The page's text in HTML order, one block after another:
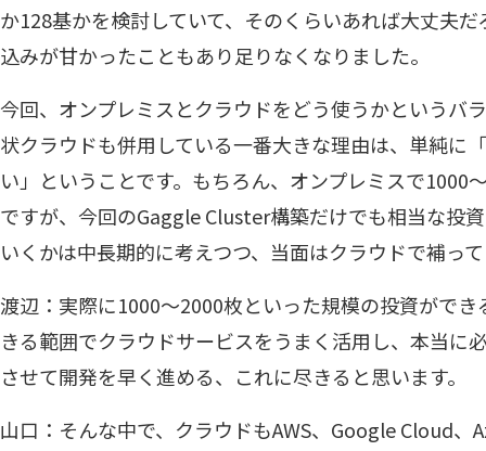
か128基かを検討していて、そのくらいあれば大丈夫
込みが甘かったこともあり足りなくなりました。
今回、オンプレミスとクラウドをどう使うかというバ
状クラウドも併用している一番大きな理由は、単純に
い」ということです。もちろん、オンプレミスで1000
ですが、今回のGaggle Cluster構築だけでも相当な投
いくかは中長期的に考えつつ、当面はクラウドで補っ
渡辺：実際に1000〜2000枚といった規模の投資がで
きる範囲でクラウドサービスをうまく活用し、本当に
させて開発を早く進める、これに尽きると思います。
山口：そんな中で、クラウドもAWS、Google Cloud、